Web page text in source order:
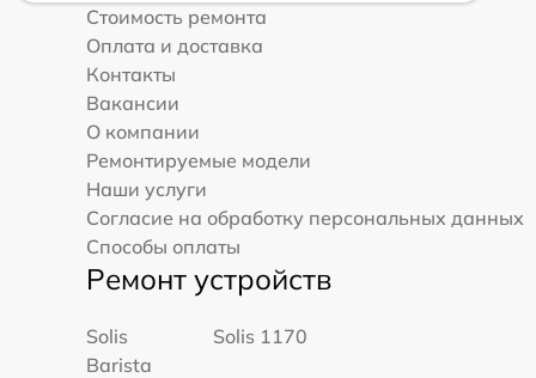
Стоимость ремонта
Оплата и доставка
Контакты
Вакансии
О компании
Ремонтируемые модели
Наши услуги
Согласие на обработку персональных данных
Способы оплаты
Ремонт устройств
Solis
Barista
Solis 1170